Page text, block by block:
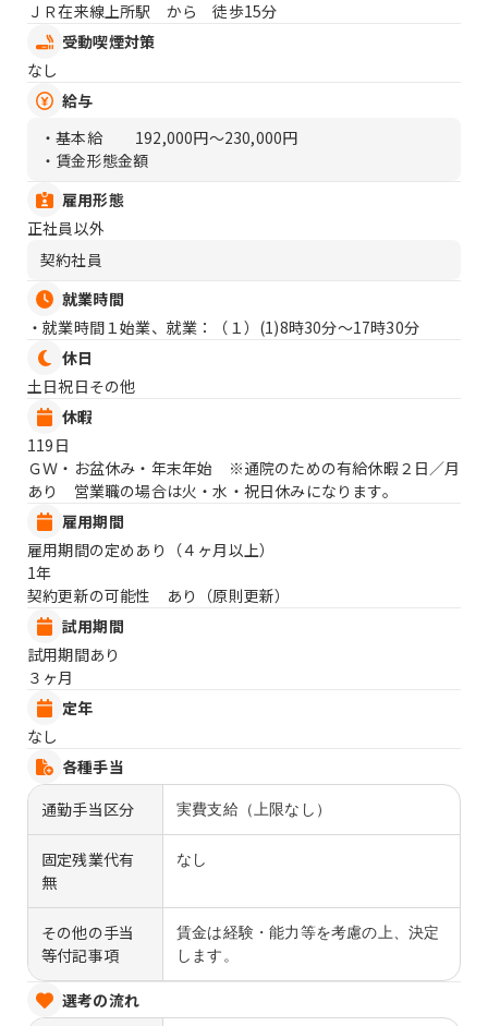
ＪＲ在来線上所駅 から 徒歩15分
受動喫煙対策
なし
給与
・基本給
192,000円〜230,000円
・賃金形態金額
雇用形態
正社員以外
契約社員
就業時間
・就業時間１始業、就業：（１） (1)8時30分〜17時30分
休日
土日祝日その他
休暇
119日
ＧＷ・お盆休み・年末年始 ※通院のための有給休暇２日／月
あり 営業職の場合は火・水・祝日休みになります。
雇用期間
雇用期間の定めあり（４ヶ月以上）
1年
契約更新の可能性 あり（原則更新）
試用期間
試用期間あり
３ヶ月
定年
なし
各種手当
通勤手当区分
実費支給（上限なし）
固定残業代有
無
なし
その他の手当
等付記事項
賃金は経験・能力等を考慮の上、決定
します。
選考の流れ